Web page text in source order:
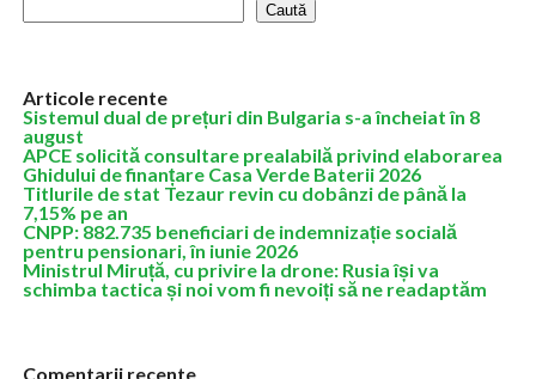
Caută
Articole recente
Sistemul dual de prețuri din Bulgaria s-a încheiat în 8
august
APCE solicită consultare prealabilă privind elaborarea
Ghidului de finanțare Casa Verde Baterii 2026
Titlurile de stat Tezaur revin cu dobânzi de până la
7,15% pe an
CNPP: 882.735 beneficiari de indemnizație socială
pentru pensionari, în iunie 2026
Ministrul Miruță, cu privire la drone: Rusia își va
schimba tactica și noi vom fi nevoiți să ne readaptăm
Comentarii recente